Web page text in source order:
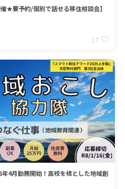
★要予約/個別で話せる移住相談会】
17
年4月勤務開始！高校を核とした地域創